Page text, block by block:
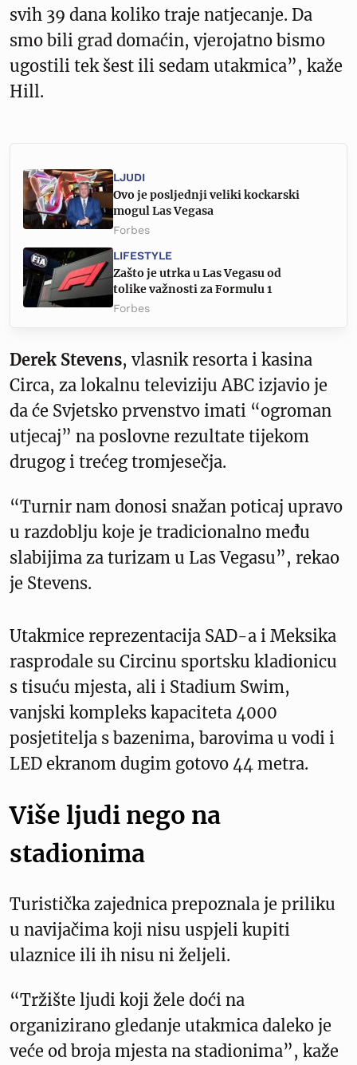
svih 39 dana koliko traje natjecanje. Da
smo bili grad domaćin, vjerojatno bismo
ugostili tek šest ili sedam utakmica”, kaže
Hill.
LJUDI
Ovo je posljednji veliki kockarski
mogul Las Vegasa
Forbes
LIFESTYLE
Zašto je utrka u Las Vegasu od
tolike važnosti za Formulu 1
Forbes
Derek Stevens, vlasnik resorta i kasina
Circa, za lokalnu televiziju ABC izjavio je
da će Svjetsko prvenstvo imati “ogroman
utjecaj” na poslovne rezultate tijekom
drugog i trećeg tromjesečja.
“Turnir nam donosi snažan poticaj upravo
u razdoblju koje je tradicionalno među
slabijima za turizam u Las Vegasu”, rekao
je Stevens.
Utakmice reprezentacija SAD-a i Meksika
rasprodale su Circinu sportsku kladionicu
s tisuću mjesta, ali i Stadium Swim,
vanjski kompleks kapaciteta 4000
posjetitelja s bazenima, barovima u vodi i
LED ekranom dugim gotovo 44 metra.
Više ljudi nego na
stadionima
Turistička zajednica prepoznala je priliku
u navijačima koji nisu uspjeli kupiti
ulaznice ili ih nisu ni željeli.
“Tržište ljudi koji žele doći na
organizirano gledanje utakmica daleko je
veće od broja mjesta na stadionima”, kaže